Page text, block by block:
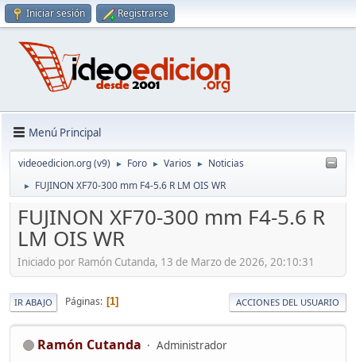
Iniciar sesión Registrarse
Menú Principal
videoedicion.org (v9) ► Foro ► Varios ► Noticias
► FUJINON XF70-300 mm F4-5.6 R LM OIS WR
FUJINON XF70-300 mm F4-5.6 R
LM OIS WR
Iniciado por Ramón Cutanda, 13 de Marzo de 2026, 20:10:31
IR ABAJO Páginas 1 ACCIONES DEL USUARIO
Ramón Cutanda Administrador